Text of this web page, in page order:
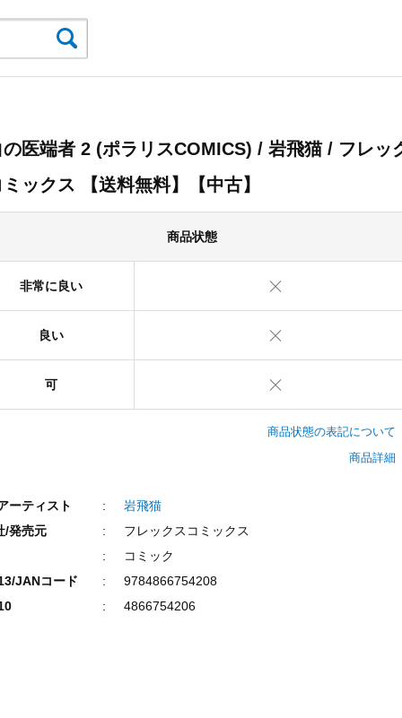
医端者 2 (ポラリスCOMICS) / 岩飛猫 / フレッ
ックス 【送料無料】【中古】
商品状態
非常に良い
良い
可
商品状態の表記について
商品詳細
ーティスト
岩飛猫
/発売元
フレックスコミックス
コミック
JANコード
9784866754208
4866754206